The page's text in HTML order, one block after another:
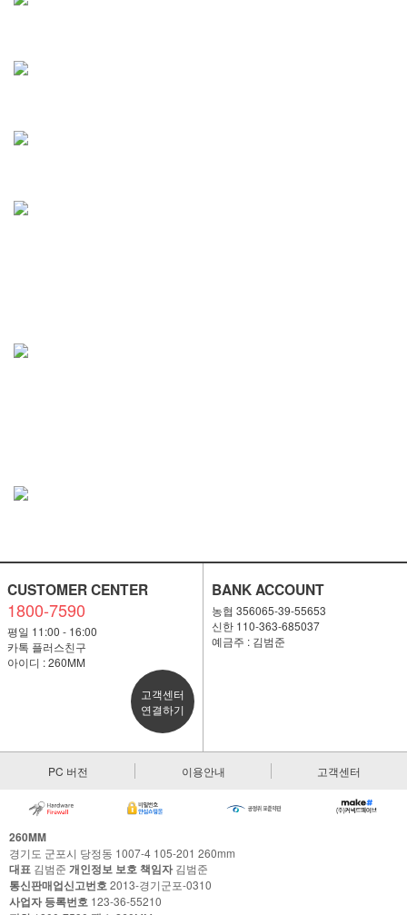
CUSTOMER CENTER
1800-7590
평일 11:00 - 16:00
카톡 플러스친구
아이디 : 260MM
고객센터
연결하기
BANK ACCOUNT
농협 356065-39-55653
신한 110-363-685037
예금주 : 김범준
PC 버전 이용안내 고객센터
260MM
경기도 군포시 당정동 1007-4 105-201 260mm
대표 김범준 개인정보 보호 책임자김범준
통신판매업신고번호2013-경기군포-0310
사업자 등록번호 123-36-55210